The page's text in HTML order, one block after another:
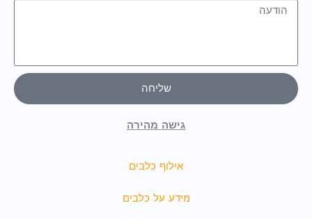
שליחה
גישה מהירה
אילוף כלבים
מידע על כלבים